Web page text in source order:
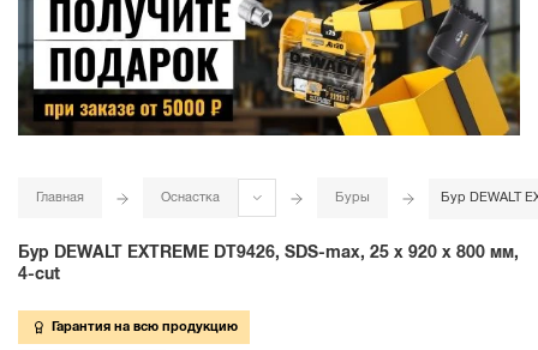
Главная Оснастка Буры Бур DEWALT
Бур DEWALT EXTREME DT9426, SDS-max, 25 x 920 x 800 мм,
4-cut
Гарантия на всю продукцию